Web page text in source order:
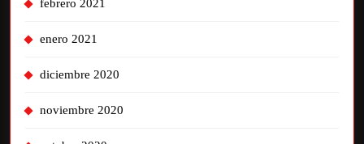
febrero 2021
enero 2021
diciembre 2020
noviembre 2020